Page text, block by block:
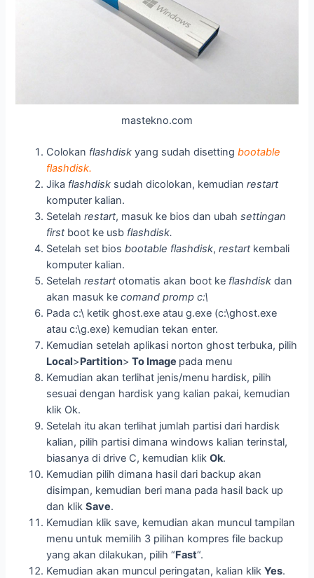
mastekno.com
Colokan flashdisk yang sudah disettingbootable
flashdisk.
Jika flashdisk sudah dicolokan, kemudianrestart
komputer kalian.
Setelahrestart, masuk ke bios dan ubahsettingan
firstboot ke usb flashdisk.
Setelah set biosbootable flashdisk,restartkembali
komputer kalian.
Setelahrestartotomatis akan boot ke flashdisk dan
akan masuk kecomand promp c:\
Pada c:\ ketik ghost.exe atau g.exe (c:\ghost.exe
atau c:\g.exe) kemudian tekan enter.
Kemudian setelah aplikasi norton ghost terbuka, pilih
Local>Partition> To Image pada menu
Kemudian akan terlihat jenis/menu hardisk, pilih
sesuai dengan hardisk yang kalian pakai, kemudian
klik Ok.
Setelah itu akan terlihat jumlah partisi dari hardisk
kalian, pilih partisi dimana windows kalian terinstal,
biasanya di drive C, kemudian klikOk.
Kemudian pilih dimana hasil dari backup akan
disimpan, kemudian beri mana pada hasil back up
dan klikSave.
Kemudian klik save, kemudian akan muncul tampilan
menu untuk memilih 3 pilihan kompres file backup
yang akan dilakukan, pilih “Fast“.
Kemudian akan muncul peringatan, kalian klikYes.